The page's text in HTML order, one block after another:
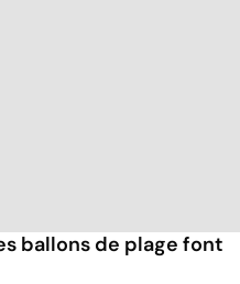
ballons de plage font